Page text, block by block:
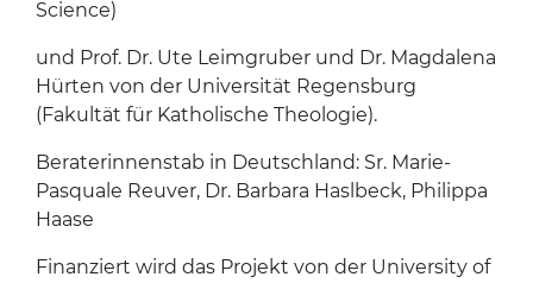
Science)
und Prof. Dr. Ute Leimgruber und Dr. Magdalena
Hürten von der Universität Regensburg
(Fakultät für Katholische Theologie).
Beraterinnenstab in Deutschland: Sr. Marie-
Pasquale Reuver, Dr. Barbara Haslbeck, Philippa
Haase
Finanziert wird das Projekt von der University of